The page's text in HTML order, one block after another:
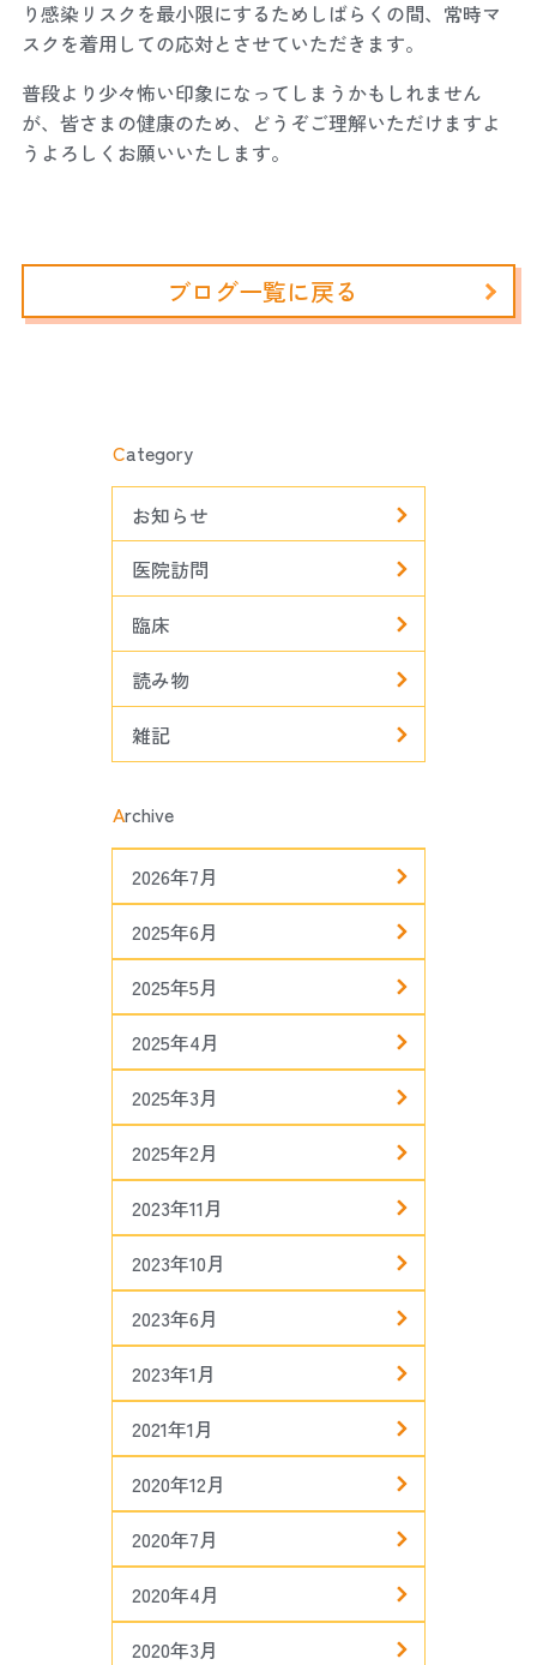
り感染リスクを最小限にするためしばらくの間、常時マ
スクを着用しての応対とさせていただきます。
普段より少々怖い印象になってしまうかもしれません
が、皆さまの健康のため、どうぞご理解いただけますよ
うよろしくお願いいたします。
ブログ一覧に戻る
Category
お知らせ
医院訪問
臨床
読み物
雑記
Archive
2026年7月
2025年6月
2025年5月
2025年4月
2025年3月
2025年2月
2023年11月
2023年10月
2023年6月
2023年1月
2021年1月
2020年12月
2020年7月
2020年4月
2020年3月